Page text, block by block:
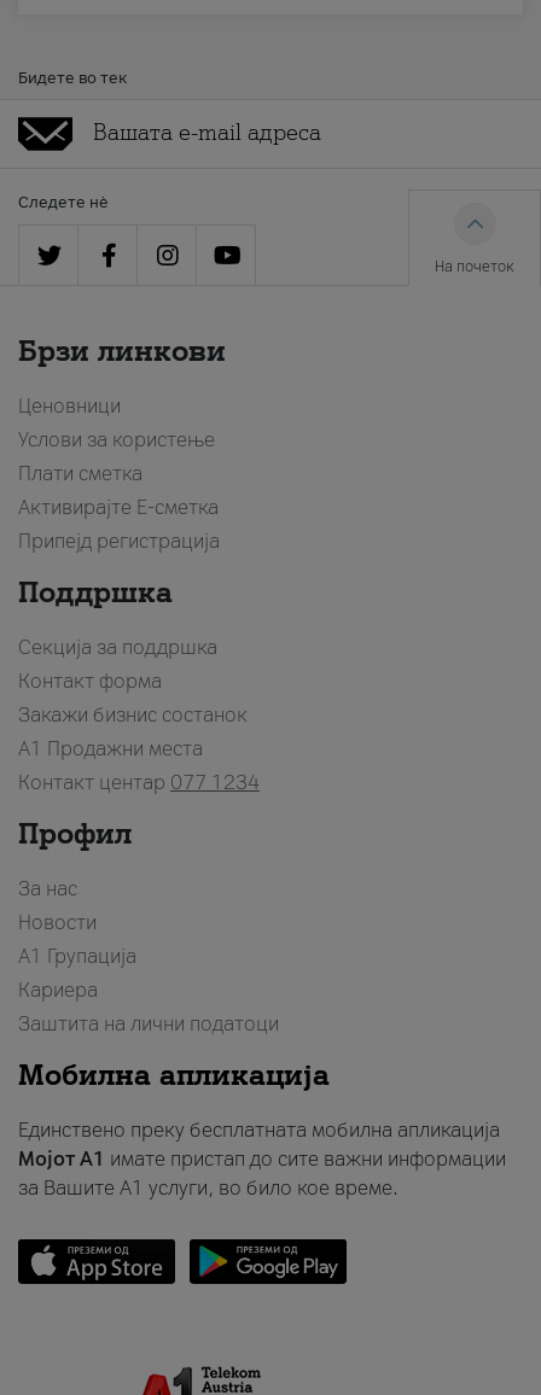
Бидете во тек
Следете нè
На почеток
Брзи линкови
Ценовници
Услови за користење
Плати сметка
Активирајте Е-сметка
Припејд регистрација
Поддршка
Секција за поддршка
Контакт форма
Закажи бизнис состанок
A1 Продажни места
Контакт центар 077 1234
Профил
За нас
Новости
А1 Групација
Кариера
Заштита на лични податоци
Мобилна апликација
Единствено преку бесплатната мобилна апликација
Мојот A1 имате пристап до сите важни информации
за Вашите A1 услуги, во било кое време.